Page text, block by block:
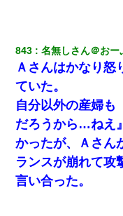
した。B子「A男くんと
13歳娘が元嫁のところ
からない
元旦那から復縁要請。
だ、再婚して」私「な
（もう手遅れだったん
843 名無しさん＠おー
Ａさんはかなり怒
ていた。
自分以外の産婦
だろうから…ねえ
かったが、Ａさん
ランスが崩れて攻
言い合った。